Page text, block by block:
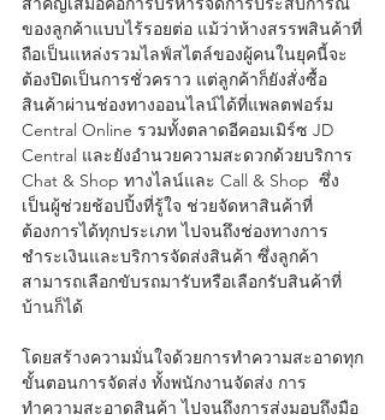
ของลูกค้าแบบไร้รอยต่อ แม้ว่าห้างสรรพสินค้าที่
ถือเป็นแหล่งรวมไลฟ์สไตล์ของผู้คนในยุคนี้จะ
ต้องปิดเป็นการชั่วคราว แต่ลูกค้าก็ยังสั่งซื้อ
สินค้าผ่านช่องทางออนไลน์ได้ที่แพลตฟอร์ม
Central Online รวมทั้งตลาดอีคอมเมิร์ซ JD
Central และยังอำนวยความสะดวกด้วยบริการ
Chat & Shop ทางไลน์และ Call & Shop  ซึ่ง
เป็นผู้ช่วยช้อปปิ้งที่รู้ใจ ช่วยจัดหาสินค้าที่
ต้องการได้ทุกประเภท ไปจนถึงช่องทางการ
ชำระเงินและบริการจัดส่งสินค้า ซึ่งลูกค้า
สามารถเลือกขับรถมารับหรือเลือกรับสินค้าที่
บ้านก็ได้
โดยสร้างความมั่นใจด้วยการทำความสะอาดทุก
ขั้นตอนการจัดส่ง ทั้งพนักงานจัดส่ง การ
ทำความสะอาดสินค้า ไปจนถึงการส่งมอบถึงมือ